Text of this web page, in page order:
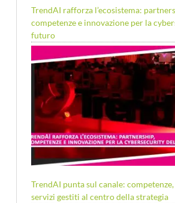
TrendAI rafforza l’ecosistema:
competenze e innovazione per la
futuro
TrendAI punta sul canale:
servizi gestiti al centro della strategia